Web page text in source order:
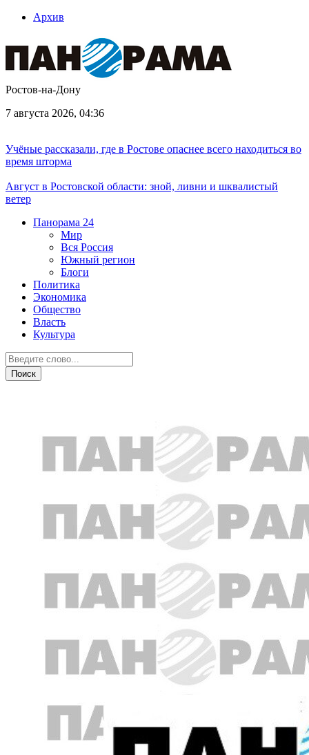
Архив
Ростов-на-Дону
7 августа 2026, 04:36
Учёные рассказали, где в Ростове опаснее всего находиться во
время шторма
Август в Ростовской области: зной, ливни и шквалистый
ветер
Панорама 24
Мир
Вся Россия
Южный регион
Блоги
Политика
Экономика
Общество
Власть
Культура